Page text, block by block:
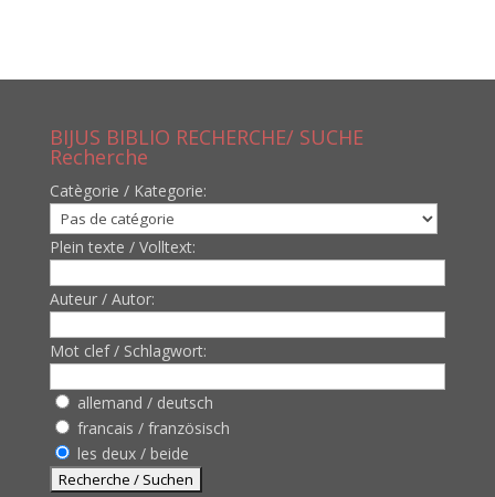
BIJUS BIBLIO RECHERCHE/ SUCHE
Recherche
Catègorie / Kategorie:
Plein texte / Volltext:
Auteur / Autor:
Mot clef / Schlagwort:
allemand / deutsch
francais / französisch
les deux / beide